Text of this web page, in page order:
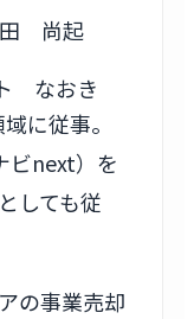
田 尚起
に従事。
ビnext）を
しても従
の事業売却